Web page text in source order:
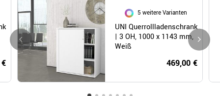
5 weitere Varianten
UNI Querrollladenschrank
| 3 OH, 1000 x 1143 mm,
Weiß
469,00 €